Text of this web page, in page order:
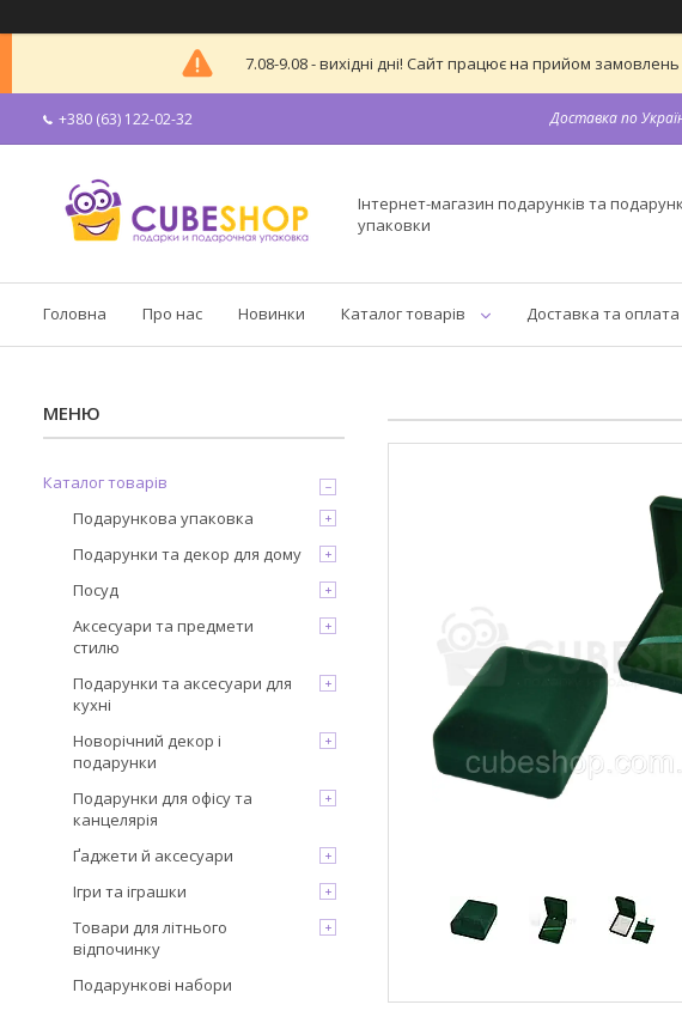
7.08-9.08 - вихідні дні! Сайт працює на прийом
+380 (63) 122-02-32 Доставка по
Інтернет-магазин подарунків та
упаковки
Головна Про нас Новинки Каталог товарів Доставка та оплата
Каталог товарів
Подарункова упаковка
Подарунки та декор для дому
Посуд
Аксесуари та предмети
стилю
Подарунки та аксесуари для
кухні
Новорічний декор і
подарунки
Подарунки для офісу та
канцелярія
Ґаджети й аксесуари
Ігри та іграшки
Товари для літнього
відпочинку
Подарункові набори